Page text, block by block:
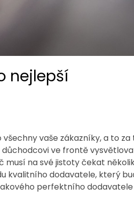
nejlepší
vaše zákazníky, a to za
ve frontě
na své jistoty čekat
kvalitního dodavatele, který
perfektního